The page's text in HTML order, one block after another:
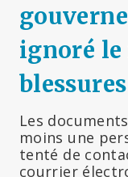
ignoré
blessures
Les
moins une
tenté de
courrier